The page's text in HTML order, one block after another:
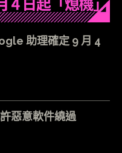
助理確定 9 月 4
惡意軟件繞過